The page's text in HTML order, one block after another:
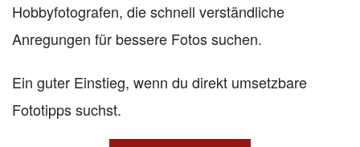
Hobbyfotografen, die schnell verständliche
Anregungen für bessere Fotos suchen.
Ein guter Einstieg, wenn du direkt umsetzbare
Fototipps suchst.